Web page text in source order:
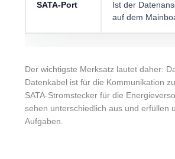
SATA-Port
Ist der
auf dem
Der wichtigste Merksatz lautet daher:
Datenkabel ist für die Kommunikation
SATA-Stromstecker für die
sehen unterschiedlich aus und erfüllen
Aufgaben.